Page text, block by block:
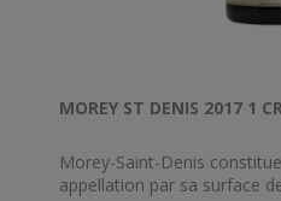
MOREY ST DENIS 2017 1
Morey-Saint-Denis
appellation par sa surface